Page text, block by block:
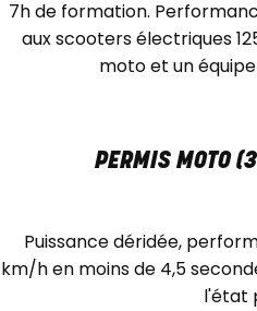
7h de formation.
aux scooters électriques
moto et un
PERMIS MOTO
Puissance déridée,
km/h en moins de 4,5
l'état